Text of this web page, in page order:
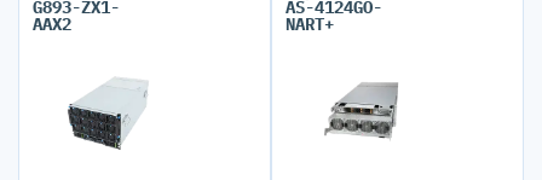
G893-ZX1-
AAX2
AS-4124GO-
NART+